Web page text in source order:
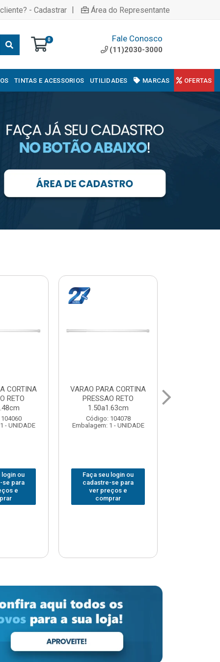
- Cadastrar | Área do Representante
0 Fale Conosco
(11)2030-3000
TINTAS E ACESSORIOS UTILIDADES MARCAS OFERTAS
CORTINA
RETO
- UNIDADE
login ou
se para
e
VARAL PARA TETO
MAXEB ACO 1.40m
Código: 104086
Embalagem: 1 - UNIDADE
Faça seu login ou
cadastre-se para
ver preços e
comprar